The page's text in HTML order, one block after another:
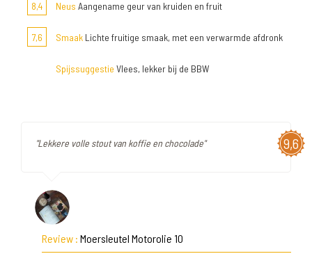
8,4 Neus Aangename geur van kruiden en fruit
7,6 Smaak Lichte fruitige smaak, met een verwarmde afdronk
Spijssuggestie Vlees, lekker bij de BBW
9,6
"Lekkere volle stout van koffie en chocolade"
Review : Moersleutel Motorolie 10